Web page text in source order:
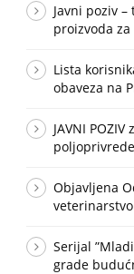
Javni poziv
proizvoda za
Lista
obaveza na
JAVNI
poljoprivrede
Objavljena
Serijal
grade